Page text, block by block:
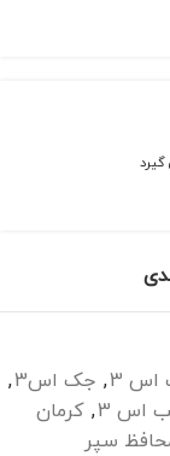
3
, جک اس3 ,
اس 3 , کرمان
سپر